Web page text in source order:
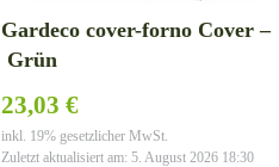
Gardeco cover-forno Cover –
Grün
23,03 €
inkl. 19% gesetzlicher MwSt.
Zuletzt aktualisiert am: 5. August 2026 18:30